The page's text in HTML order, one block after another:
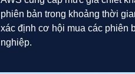
phiên bản trong khoảng thời
xác định cơ hội mua các phiên
nghiệp.